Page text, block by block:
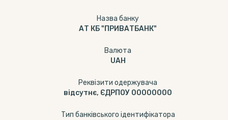
Назва банку
АТ КБ "ПРИВАТБАНК"
Валюта
UAH
Реквізити одержувача
відсутнє, ЄДРПОУ 00000000
Тип банківського ідентифікатора